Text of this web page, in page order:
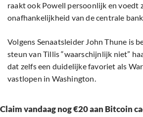
raakt ook Powell persoonlijk en voedt
onafhankelijkheid van de centrale
Volgens Senaatsleider John Thune is
steun van Tillis “waarschijnlijk niet”
dat zelfs een duidelijke favoriet als
vastlopen in Washington.
Claim vandaag nog €20 aan Bitcoin